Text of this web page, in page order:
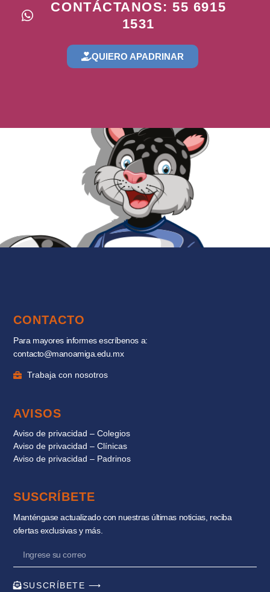
CONTÁCTANOS: 55 6915
1531
QUIERO APADRINAR
CONTACTO
Para mayores informes escríbenos a:
contacto@manoamiga.edu.mx
Trabaja con nosotros
AVISOS
Aviso de privacidad – Colegios
Aviso de privacidad – Clínicas
Aviso de privacidad – Padrinos
SUSCRÍBETE
Manténgase actualizado con nuestras últimas noticias, reciba
ofertas exclusivas y más.
SUSCRÍBETE ⟶